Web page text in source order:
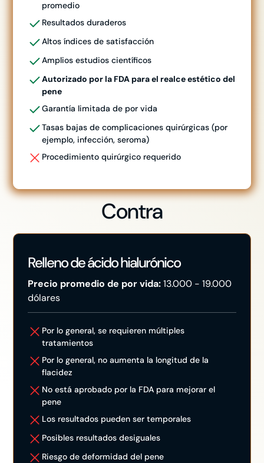
promedio
Resultados duraderos
Altos índices de satisfacción
Amplios estudios científicos
Autorizado por la FDA para el realce estético del
pene
Garantía limitada de por vida
Tasas bajas de complicaciones quirúrgicas (por
ejemplo, infección, seroma)
Procedimiento quirúrgico requerido
Contra
Relleno de ácido hialurónico
Precio promedio de por vida:13.000 - 19.000
dólares
Por lo general, se requieren múltiples
tratamientos
Por lo general, no aumenta la longitud de la
flacidez
No está aprobado por la FDA para mejorar el
pene
Los resultados pueden ser temporales
Posibles resultados desiguales
Riesgo de deformidad del pene